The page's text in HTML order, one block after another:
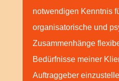
notwendigen Kenntnis
organisatorische und
Zusammenhänge
Bedürfnisse meiner
Auftraggeber